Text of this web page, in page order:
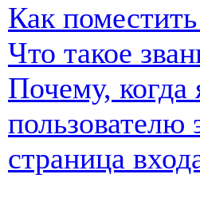
Как
Что такое
Почему,
пользователю
страница